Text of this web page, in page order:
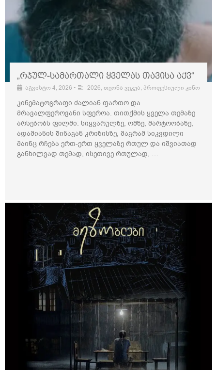
„რჯულ-სამართალი ყველას თავისა აქვ“
აგვისტო 4, 2026 • 2026, თეონა ვეკუა, პროფესიული კინო
კინემატოგრაფი ძალიან ფართო და
მრავალფეროვანი სფეროა. თითქმის ყველა თემაზე
არსებობს ფილმი: სიყვარულზე, ომზე, მარტოობაზე,
ადამიანის შინაგან კრიზისზე, მაგრამ სიკვდილი
მაინც რჩება ერთ-ერთ ყველაზე რთულ და იშვიათად
განხილვად თემად, ისეთივე რთულად, …